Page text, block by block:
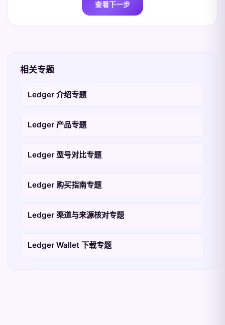
查看下一步
相关专题
Ledger 介绍专题
Ledger 产品专题
Ledger 型号对比专题
Ledger 购买指南专题
Ledger 渠道与来源核对专题
Ledger Wallet 下载专题